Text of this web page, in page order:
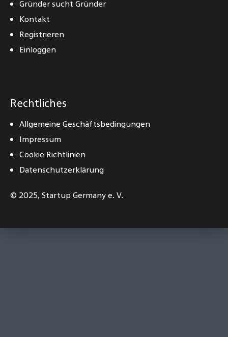
Gründer sucht Gründer
Kontakt
Registrieren
Einloggen
Rechtliches
Allgemeine Geschäftsbedingungen
Impressum
Cookie Richtlinien
Datenschutzerklärung
© 2025,Startup Germany e. V.